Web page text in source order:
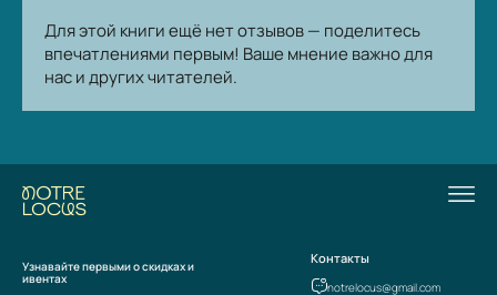
Для этой книги ещё нет отзывов — поделитесь
впечатлениями первым! Ваше мнение важно для
нас и других читателей.
Узнавайте первыми о скидках и
ивентах
Контакты
notrelocus@gmail.com